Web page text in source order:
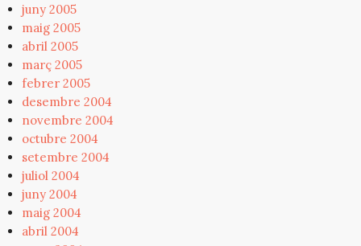
juny 2005
maig 2005
abril 2005
març 2005
febrer 2005
desembre 2004
novembre 2004
octubre 2004
setembre 2004
juliol 2004
juny 2004
maig 2004
abril 2004